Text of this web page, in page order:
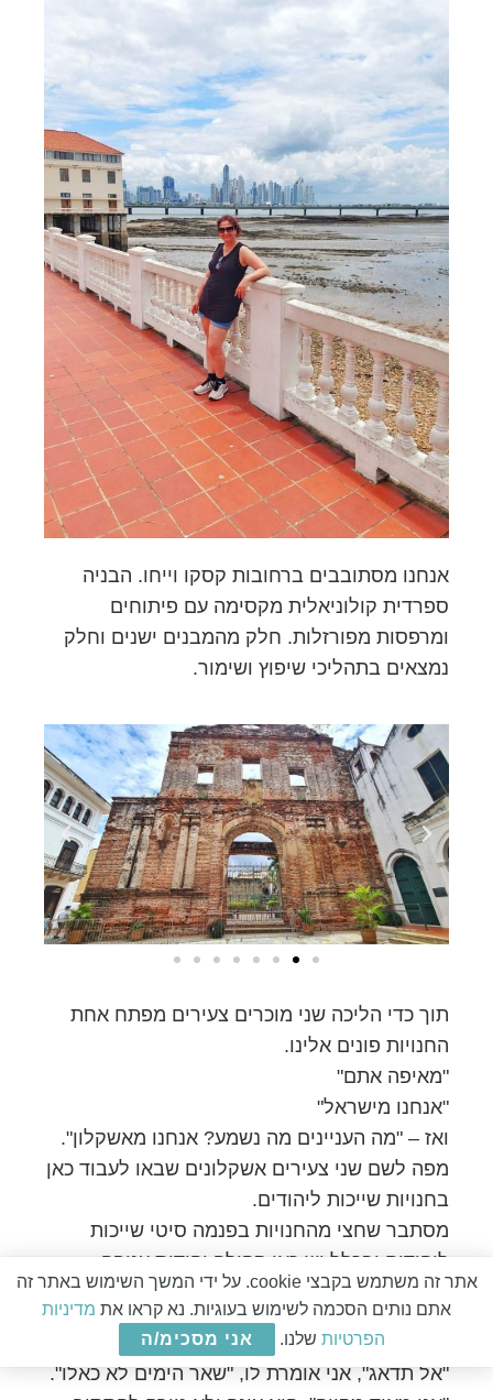
אנחנו מסתובבים ברחובות קסקו וייחו. הבניה
ספרדית קולוניאלית מקסימה עם פיתוחים
ומרפסות מפורזלות. חלק מהמבנים ישנים וחלק
נמצאים בתהליכי שיפוץ ושימור.
תוך כדי הליכה שני מוכרים צעירים מפתח אחת
החנויות פונים אלינו.
"מאיפה אתם"
"אנחנו מישראל"
ואז – "מה העניינים מה נשמע? אנחנו מאשקלון".
מפה לשם שני צעירים אשקלונים שבאו לעבוד כאן
בחנויות שייכות ליהודים.
מסתבר שחצי מהחנויות בפנמה סיטי שייכות
ליהודים ובכלל יש כאן קהילה יהודית עניפה.
אחרי כמה שעות של הליכה בחום ובלחות אנחנו
חוזרים למלון.
"אל תדאג", אני אומרת לו, "שאר הימים לא כאלו".
אתר זה משתמש בקבצי cookie. על ידי המשך השימוש באתר זה
אתם נותים הסכמה לשימוש בעוגיות. נא קראו את מדיניות
הפרטיות שלנו. אני מסכימ/ה